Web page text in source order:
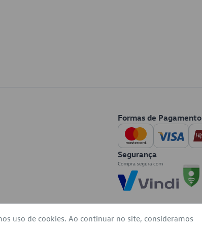
Formas de Pagamento
Segurança
uso de cookies. Ao continuar no site, consideramos